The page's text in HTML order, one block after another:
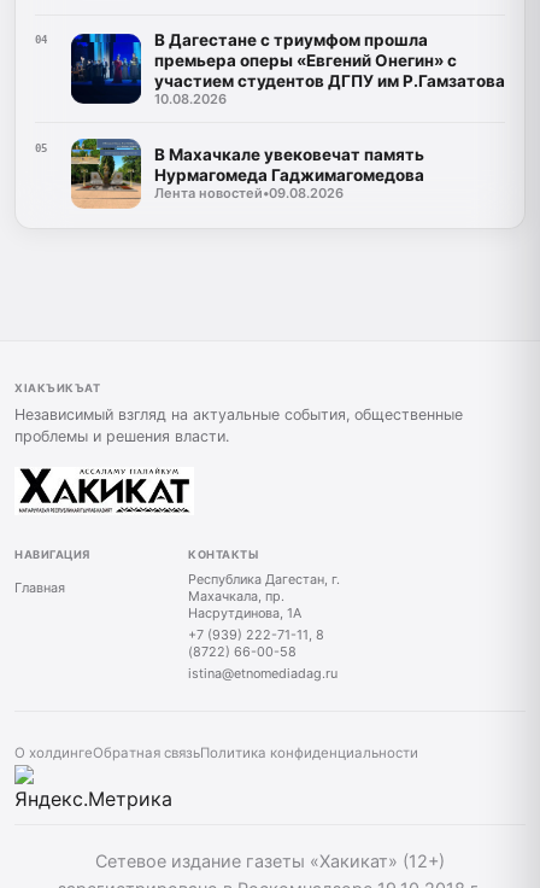
04
В Дагестане с триумфом прошла
премьера оперы «Евгений Онегин» с
участием студентов ДГПУ им Р.Гамзатова
10.08.2026
05
В Махачкале увековечат память
Нурмагомеда Гаджимагомедова
Лента новостей•09.08.2026
ХIАКЪИКЪАТ
Независимый взгляд на актуальные события, общественные
проблемы и решения власти.
НАВИГАЦИЯ
Главная
КОНТАКТЫ
Республика Дагестан, г.
Махачкала, пр.
Насрутдинова, 1А
+7 (939) 222-71-11, 8
(8722) 66-00-58
istina@etnomediadag.ru
О холдингеОбратная связьПолитика конфиденциальности
Сетевое издание газеты «Хакикат» (12+)